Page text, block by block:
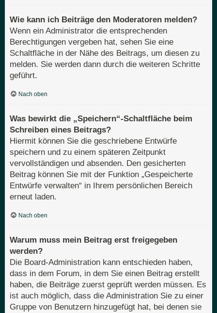
Wie kann ich Beiträge den Moderatoren melden?
Wenn ein Administrator die entsprechenden
Berechtigungen vergeben hat, sehen Sie eine
Schaltfläche in der Nähe des Beitrags, um diesen zu
melden. Sie werden dann durch die weiteren Schritte
geführt.
Nach oben
Was bewirkt die „Speichern“-Schaltfläche beim
Schreiben eines Beitrags?
Hiermit können Sie die geschriebene Entwürfe
speichern und zu einem späteren Zeitpunkt
vervollständigen und absenden. Den gesicherten
Beitrag können Sie mit der Funktion „Gespeicherte
Entwürfe verwalten“ in Ihrem persönlichen Bereich
erneut laden.
Nach oben
Warum muss mein Beitrag erst freigegeben
werden?
Die Board-Administration kann entschieden haben,
dass in dem Forum, in dem Sie einen Beitrag erstellt
haben, die Beiträge zuerst geprüft werden müssen. Es
ist auch möglich, dass die Administration Sie zu einer
Gruppe von Benutzern hinzugefügt hat, bei denen sie